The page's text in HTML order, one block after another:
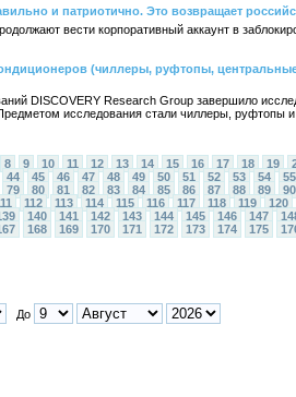
и патриотично. Это возвращает
вести корпоративный аккаунт в
(чиллеры, руфтопы,
DISCOVERY Research Group завершило
исследования стали чиллеры, руфтопы и
8 9 10 11 12 13 14 15 16 17 18 19
44 45 46 47 48 49 50 51 52 53 54 55
79 80 81 82 83 84 85 86 87 88 89 90
112 113 114 115 116 117 118 119 120
140 141 142 143 144 145 146 147
168 169 170 171 172 173 174 175
До